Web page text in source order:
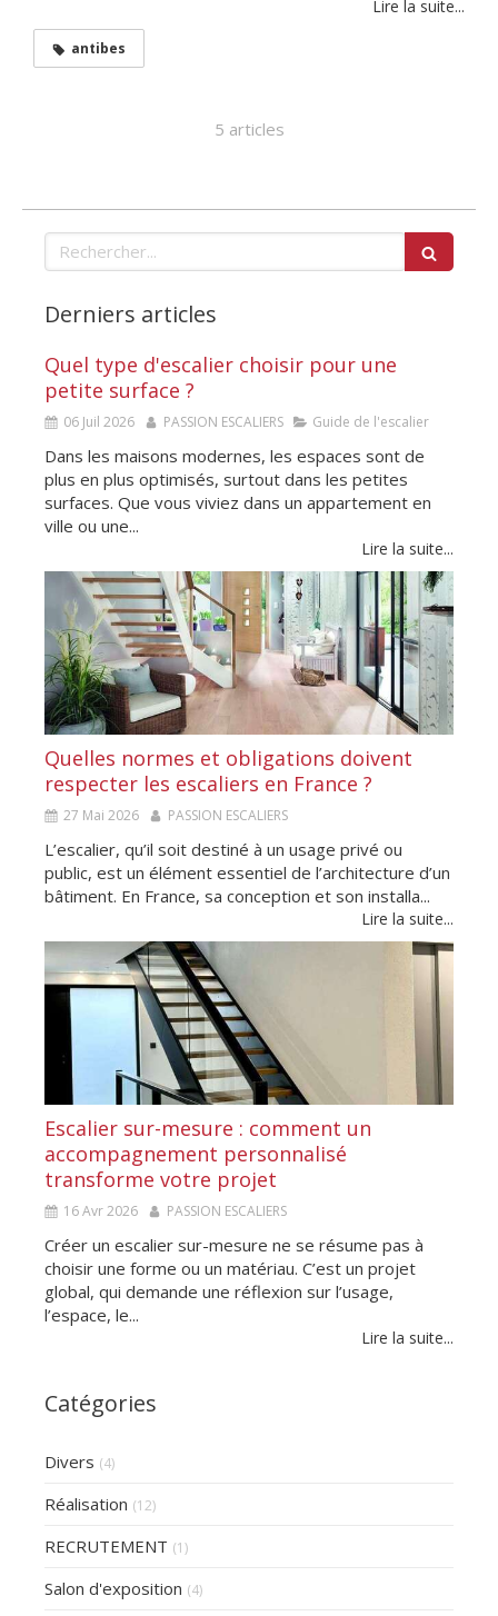
Lire la suite...
antibes
5 articles
Rechercher
Derniers articles
Quel type d'escalier choisir pour une
petite surface ?
06 Juil 2026 PASSION ESCALIERS Guide de l'escalier
Dans les maisons modernes, les espaces sont de
plus en plus optimisés, surtout dans les petites
surfaces. Que vous viviez dans un appartement en
ville ou une...
Lire la suite...
Quelles normes et obligations doivent
respecter les escaliers en France ?
27 Mai 2026 PASSION ESCALIERS
L’escalier, qu’il soit destiné à un usage privé ou
public, est un élément essentiel de l’architecture d’un
bâtiment. En France, sa conception et son installa...
Lire la suite...
Escalier sur-mesure : comment un
accompagnement personnalisé
transforme votre projet
16 Avr 2026 PASSION ESCALIERS
Créer un escalier sur-mesure ne se résume pas à
choisir une forme ou un matériau. C’est un projet
global, qui demande une réflexion sur l’usage,
l’espace, le...
Lire la suite...
Catégories
Divers (4)
Réalisation (12)
RECRUTEMENT (1)
Salon d'exposition (4)